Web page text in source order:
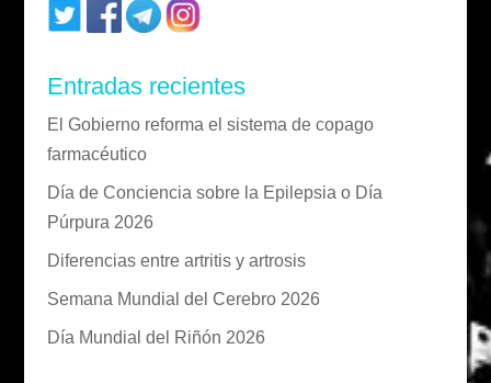
Entradas recientes
El Gobierno reforma el sistema de copago
farmacéutico
Día de Conciencia sobre la Epilepsia o Día
Púrpura 2026
Diferencias entre artritis y artrosis
Semana Mundial del Cerebro 2026
Día Mundial del Riñón 2026